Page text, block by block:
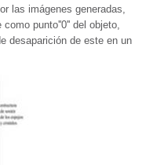
las imágenes generadas,
punto''0'' del objeto,
desaparición de este en un